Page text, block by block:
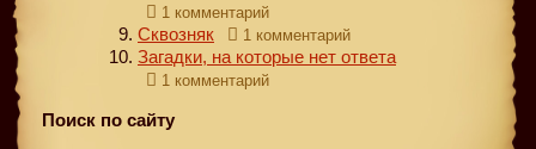
1 комментарий
Сквозняк 1 комментарий
Загадки, на которые нет ответа
1 комментарий
Поиск по сайту